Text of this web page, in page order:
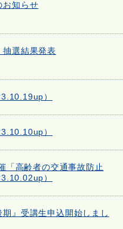
お知らせ
選結果発表
）
）
高齢者の交通事故防止
）
』受講生申込開始しまし